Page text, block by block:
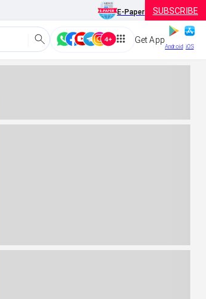
E-Paper SUBSCRIBE
Get App
Android iOS